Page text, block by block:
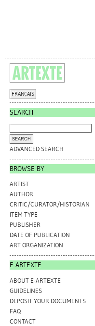
FRANÇAIS
SEARCH
ADVANCED SEARCH
BROWSE BY
ARTIST
AUTHOR
CRITIC/CURATOR/HISTORIAN
ITEM TYPE
PUBLISHER
DATE OF PUBLICATION
ART ORGANIZATION
E-ARTEXTE
ABOUT E-ARTEXTE
GUIDELINES
DEPOSIT YOUR DOCUMENTS
FAQ
CONTACT